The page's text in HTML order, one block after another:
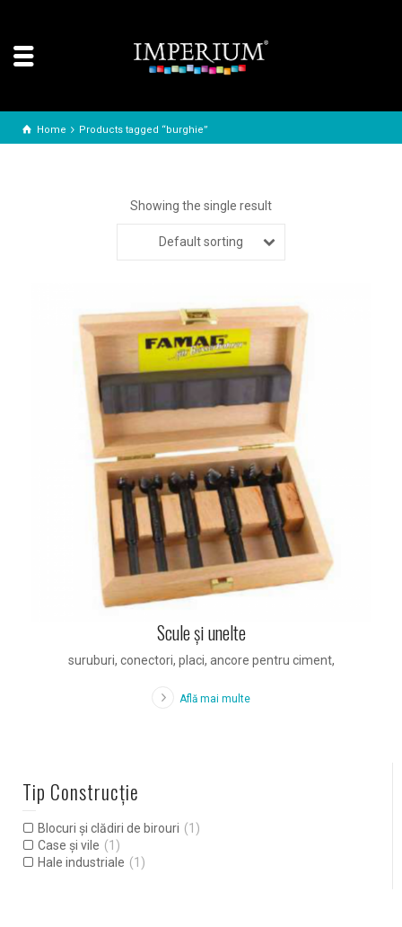
Home Products tagged “burghie”
Showing the single result
Default sorting
Scule și unelte
suruburi, conectori, placi, ancore pentru ciment,
Află mai multe
Tip Construcție
Blocuri și clădiri de birouri (1)
Case și vile (1)
Hale industriale (1)